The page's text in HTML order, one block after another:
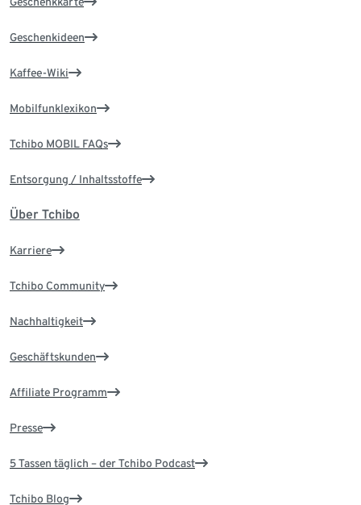
Geschenkideen
Kaffee-Wiki
Mobilfunklexikon
Tchibo MOBIL FAQs
Entsorgung / Inhaltsstoffe
Über Tchibo
Karriere
Tchibo Community
Nachhaltigkeit
Geschäftskunden
Affiliate Programm
Presse
5 Tassen täglich – der Tchibo Podcast
Tchibo Blog